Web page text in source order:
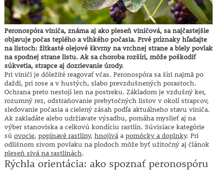
Peronospóra viniča, známa aj ako pleseň viničová, sa najčastejšie
objavuje počas teplého a vlhkého počasia. Prvé príznaky hľadajte
na listoch: žltkasté olejové škvrny na vrchnej strane a biely povlak
na spodnej strane listu. Ak sa choroba rozšíri, môže poškodiť
súkvetia, strapce aj dozrievanie úrody.
Pri viniči je dôležité reagovať včas. Peronospóra sa šíri najmä po
daždi, pri rose a v hustých, slabo prevzdušnených porastoch.
Ochrana preto nestojí len na postreku. Základom je vzdušný ker,
rozumný rez, odstraňovanie prebytočných listov v okolí strapcov,
sledovanie počasia a cielený zásah podľa aktuálneho stavu viniča.
Ak zakladáte alebo udržiavate výsadbu, pomáha myslieť aj na
výber stanoviska a celkovú kondíciu rastlín. Súvisiace kategórie
sú ovocie, popínavé rastliny, hnojiváa pomôcky a doplnky. Pri
odlišnom sivom povlaku na plodoch môže byť užitočný aj článok
pleseň sivá na rastlinách.
Rýchla orientácia: ako spoznať peronospóru